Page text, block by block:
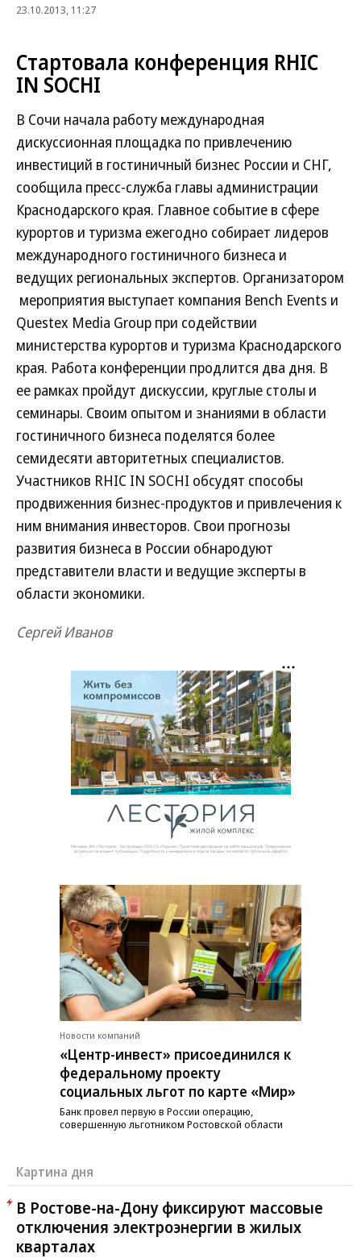
23.10.2013, 11:27
Стартовала конференция RHIC
IN SOCHI
В Сочи начала работу международная
дискуссионная площадка по привлечению
инвестиций в гостиничный бизнес России и СНГ,
сообщила пресс-служба главы администрации
Краснодарского края. Главное событие в сфере
курортов и туризма ежегодно собирает лидеров
международного гостиничного бизнеса и
ведущих региональных экспертов. Организатором
мероприятия выступает компания Bench Events и
Questex Media Group при содействии
министерства курортов и туризма Краснодарского
края. Работа конференции продлится два дня. В
ее рамках пройдут дискуссии, круглые столы и
семинары. Своим опытом и знаниями в области
гостиничного бизнеса поделятся более
семидесяти авторитетных специалистов.
Участников RHIC IN SOCHI обсудят способы
продвиженния бизнес-продуктов и привлечения к
ним внимания инвесторов. Свои прогнозы
развития бизнеса в России обнародуют
представители власти и ведущие эксперты в
области экономики.
Сергей Иванов
Новости компаний
«Центр-инвест» присоединился к
федеральному проекту
социальных льгот по карте «Мир»
Банк провел первую в России операцию,
совершенную льготником Ростовской области
Картина дня
В Ростове-на-Дону фиксируют массовые
отключения электроэнергии в жилых
кварталах